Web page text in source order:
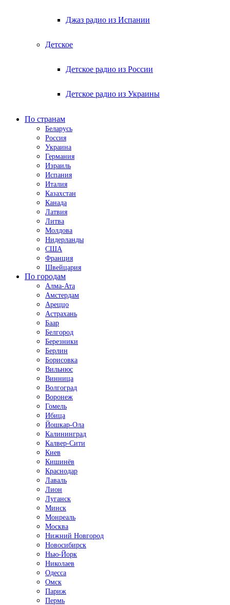
Джаз радио из Испании
Детское
Детское радио из России
Детское радио из Украины
По странам
Беларусь
Россия
Украина
Германия
Израиль
Испания
Италия
Казахстан
Канада
Латвия
Литва
Молдова
Нидерланды
США
Франция
Швейцария
По городам
Алма-Ата
Амстердам
Ареццо
Астрахань
Баар
Белгород
Березники
Берлин
Борисовка
Вильнюс
Винница
Волгоград
Воронеж
Гомель
Ибица
Йошкар-Ола
Калининград
Калвер-Сити
Киев
Кишинёв
Краснодар
Лаваль
Лион
Луганск
Минск
Монреаль
Москва
Нижний Новгород
Новосибирск
Нью-Йорк
Николаев
Одесса
Омск
Париж
Пермь